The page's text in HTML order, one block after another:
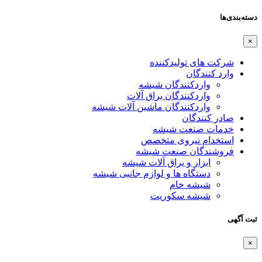
دسته‌بندی‌ها
×
شرکت های تولیدکننده
وارد کنندگان
واردکنندگان شیشه
واردکنندگان یراق آلات
واردکنندگان ماشین آلات شیشه
صادر کنندگان
خدمات صنعت شیشه
استخدام نیروی متخصص
فروشندگان صنعت شیشه
ابزار و یراق آلات شیشه
دستگاه ها و لوازم جانبی شیشه
شیشه خام
شیشه سکوریت
ثبت آگهی
×